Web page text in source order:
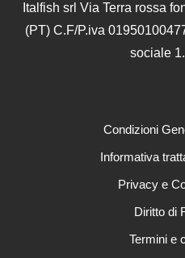
Italfish srl Via Terra rossa
(PT) C.F/P.iva
sociale
Condizioni
Informativa
Privacy e
Diritto di
Termini e